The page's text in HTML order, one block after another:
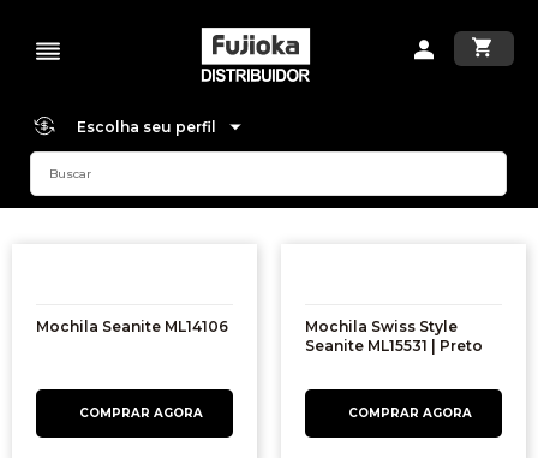
Escolha seu perfil
Mochila Seanite ML14106
Mochila Swiss Style
Seanite ML15531 | Preto